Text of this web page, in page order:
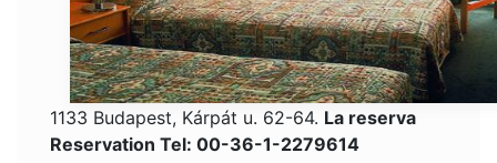
1133 Budapest, Kárpát u. 62-64. La reserva
Reservation Tel: 00-36-1-2279614